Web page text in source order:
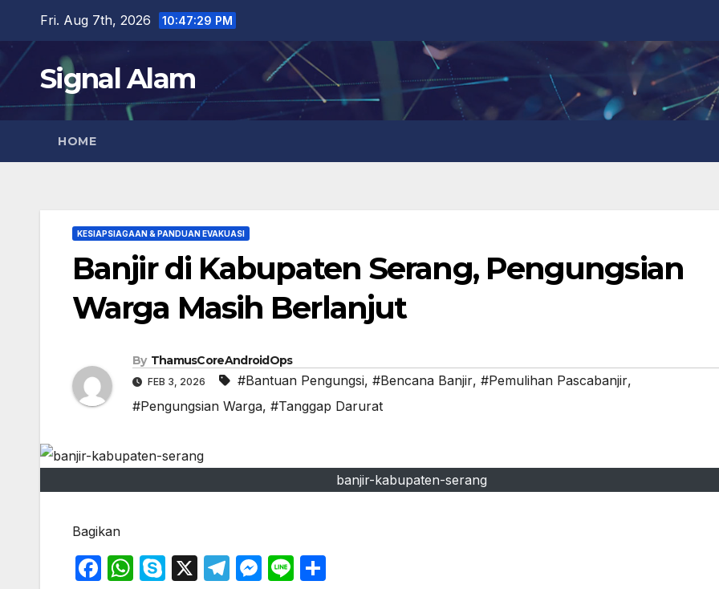
content
Fri. Aug 7th, 2026 10:47:31 PM
Signal Alam
HOME
KESIAPSIAGAAN & PANDUAN EVAKUASI
Banjir di Kabupaten Serang, Pengungsian
Warga Masih Berlanjut
By ThamusCoreAndroidOps
FEB 3, 2026 #Bantuan Pengungsi, #Bencana Banjir, #Pemulihan Pascabanjir,
#Pengungsian Warga, #Tanggap Darurat
banjir-kabupaten-serang
Bagikan
F
W S
X
T
M Li